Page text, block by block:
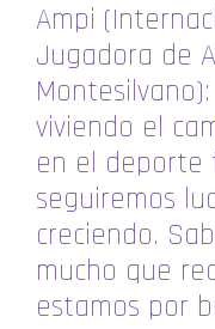
Ampi
Jugadora de
viviendo el
en el deporte
seguiremos
creciendo.
mucho que
estamos por